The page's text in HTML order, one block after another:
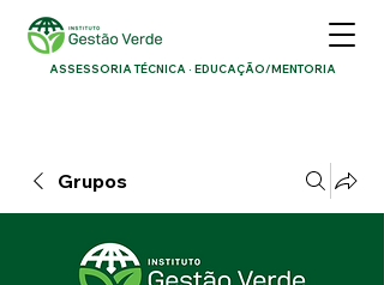
ASSESSORIA TÉCNICA · EDUCAÇÃO/MENTORIA
Grupos